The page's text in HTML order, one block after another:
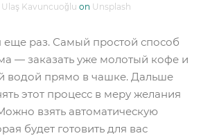
Ulaş Kavuncuoğlu on Unsplash
раз. Самый простой способ
— заказать уже молотый кофе и
водой прямо в чашке. Дальше
этот процесс в меру желания
взять автоматическую
будет готовить для вас